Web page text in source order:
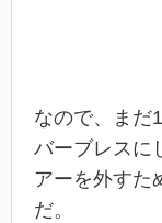
なので、まだ
バーブレスに
アーを外すた
だ。